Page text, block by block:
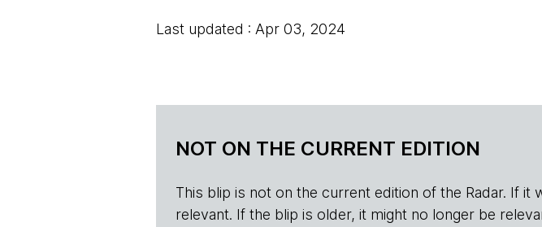
Last updated : Apr 03, 2024
NOT ON THE CURRENT EDITION
This blip is not on the current edition of the Radar. If
relevant. If the blip is older, it might no longer be